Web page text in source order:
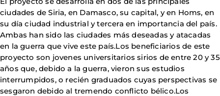
ciudades de Siria, en Damasco, su capital, y en Homs, en
su día ciudad industrial y tercera en importancia del país.
Ambas han sido las ciudades más deseadas y atacadas
en la guerra que vive este país.Los beneficiarios de este
proyecto son jovenes universitarios sirios de entre 20 y 35
años que, debido a la guerra, vieron sus estudios
interrumpidos, o recién graduados cuyas perspectivas se
sesgaron debido al tremendo conflicto bélico.Los